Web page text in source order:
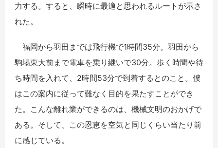
力する。すると、瞬時に最適と思われるルートが示さ
れた。
福岡から羽田までは飛行機で1時間35分。羽田から
駒場東大前まで電車を乗り継いで30分。歩く時間や待
ち時間を入れて、2時間53分で到着するとのこと。僕
はこの案内に従って難なく目的を果たすことができ
た。こんな離れ業ができるのは、機械文明のおかげで
ある。そして、この恩恵を空気と同じくらい当たり前
に感じている。